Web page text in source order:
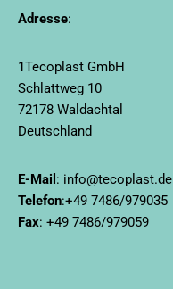
Adresse:
1Tecoplast GmbH
Schlattweg 10
72178 Waldachtal
Deutschland
E-Mail : info@tecoplast.de
Telefon:+49 7486/979035
Fax: +49 7486/979059